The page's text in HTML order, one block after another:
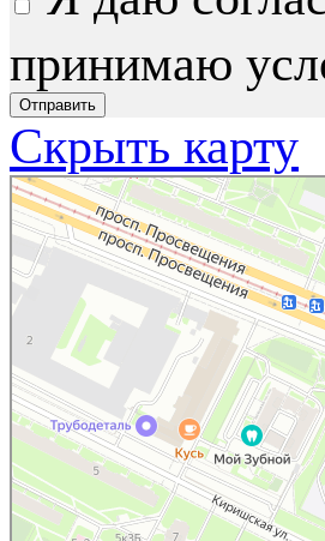
принимаю
Скрыть карту